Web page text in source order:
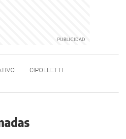
CIPOLLETTI